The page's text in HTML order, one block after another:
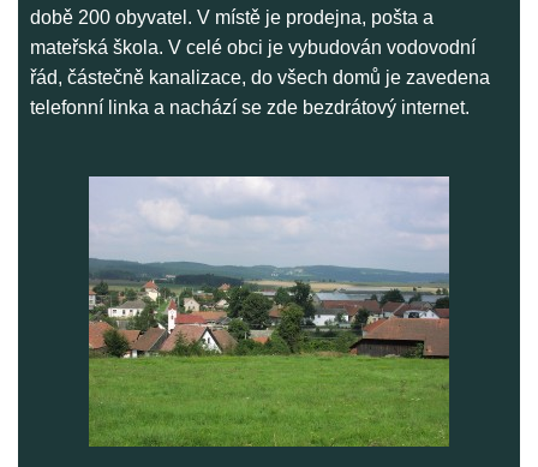
době 200 obyvatel. V místě je prodejna, pošta a
mateřská škola. V celé obci je vybudován vodovodní
řád, částečně kanalizace, do všech domů je zavedena
telefonní linka a nachází se zde bezdrátový internet.